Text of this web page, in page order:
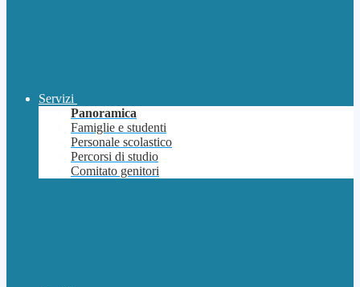
Servizi
Panoramica
Famiglie e studenti
Personale scolastico
Percorsi di studio
Comitato genitori